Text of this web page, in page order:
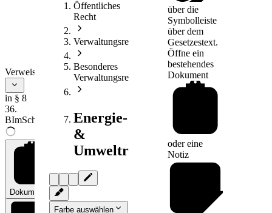
Verweise
in § 8
36.
BImSchV
Dokumente
Öffentliches
Recht
Verwaltungsrecht
Besonderes
Verwaltungsrecht
Energie-
&
Umweltrecht
Farbe auswählen
über die
Symbolleiste
über dem
Gesetzestext.
Öffne ein
bestehendes
Dokument
oder eine
Notiz